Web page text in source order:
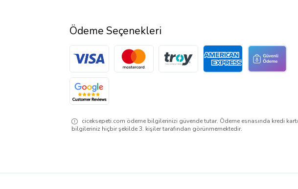
Ödeme Seçenekleri
ciceksepeti.com ödeme bilgilerinizi güvende tutar. Ödeme esnasında kredi kartı
bilgileriniz hiçbir şekilde 3. kişiler tarafından görünmemektedir.